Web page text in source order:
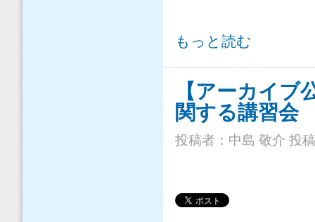
【アーカイブ公開】 について
もっと読む
【アーカイブ
関する講習会
投稿者： 中島 敬介 投